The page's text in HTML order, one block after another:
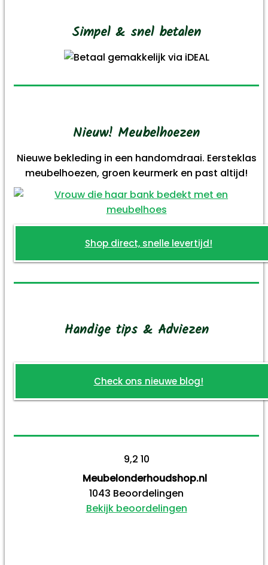
Simpel & snel betalen
Nieuw! Meubelhoezen
Nieuwe bekleding in een handomdraai. Eersteklas
meubelhoezen, groen keurmerk en past altijd!
Shop direct, snelle levertijd!
Handige tips & Adviezen
Check ons nieuwe blog!
9,2 10
Meubelonderhoudshop.nl
1043 Beoordelingen
Bekijk beoordelingen